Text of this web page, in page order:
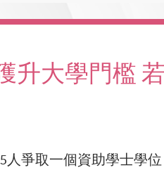
升大學門檻
爭取一個資助學士學